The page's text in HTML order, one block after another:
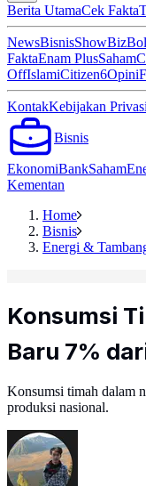
Berita UtamaCek Fakta
NewsBisnisShowBiz
FaktaEnam PlusSaham
OffIslamiCitizen6Opini
KontakKebijakan Privasi
Bisnis
EkonomiBankSaham
Kementan
Home
Bisnis
Energi &
Konsumsi
Baru 7%
Konsumsi timah dalam
produksi nasional.